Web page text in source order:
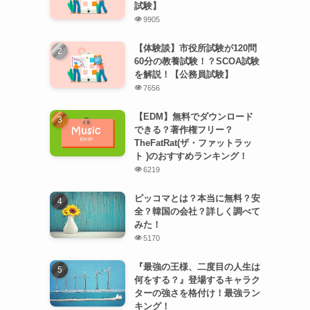
試験】
9905
【体験談】市役所試験が120問
60分の教養試験！？SCOA試験
を解説！【公務員試験】
7656
【EDM】無料でダウンロード
できる？著作権フリー？
TheFatRat(ザ・ファットラッ
ト )のおすすめランキング！
6219
ピッコマとは？本当に無料？安
全？韓国の会社？詳しく調べて
みた！
5170
『最強の王様、二度目の人生は
何をする？』登場するキャラク
ターの強さを格付け！最強ラン
キング！